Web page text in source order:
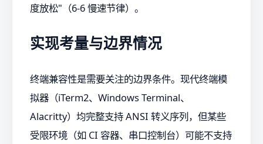
度放松"（6-6 慢速节律）。
实现考量与边界情况
终端兼容性是需要关注的边界条件。现代终端模
拟器（iTerm2、Windows Terminal、
Alacritty）均完整支持 ANSI 转义序列，但某些
受限环境（如 CI 容器、串口控制台）可能不支持